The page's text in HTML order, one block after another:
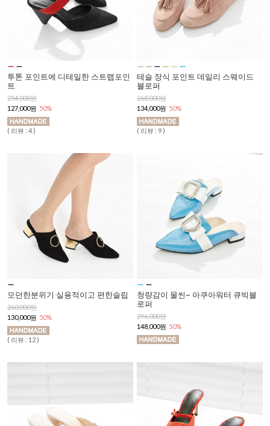
투톤 포인트에 디테일한 스트랩포인
트
254,000원
127,000원 50%
( 리뷰 : 4 )
테슬 장식 포인트 데일리 스웨이드
블로퍼
268,000원
134,000원 50%
( 리뷰 : 9 )
모던한분위기 실용적이고 편한슬립
260,000원
130,000원 50%
( 리뷰 : 12 )
청량감이 물씬~ 아쿠아워터 큐빅블
로퍼
296,000원
148,000원 50%